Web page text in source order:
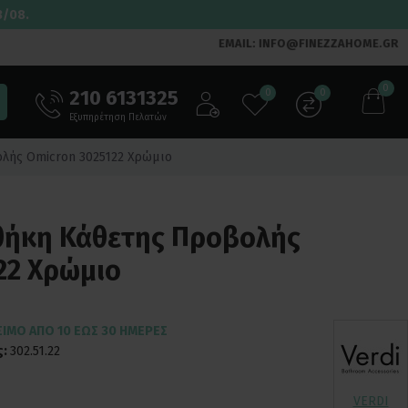
08.
EMAIL: INFO@FINEZZAHOME.GR
210 6131325
Εξυπηρέτηση Πελατών
0 0 0
Omicron 3025122 Χρώμιο
Κάθετης Προβολής
Χρώμιο
ΑΠΌ 10 ΈΩΣ 30 ΗΜΈΡΕΣ
302.51.22
VERDI